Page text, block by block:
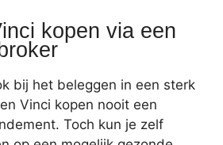
kopen via een
bij het beleggen in een sterk
Vinci kopen nooit een
Toch kun je zelf